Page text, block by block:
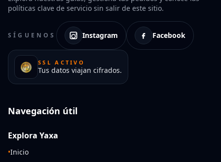
políticas clave de servicio sin salir de este sitio.
SÍGUENOS Instagram Facebook
SSL ACTIVO
Tus datos viajan cifrados.
Navegación útil
Explora Yaxa
•Inicio